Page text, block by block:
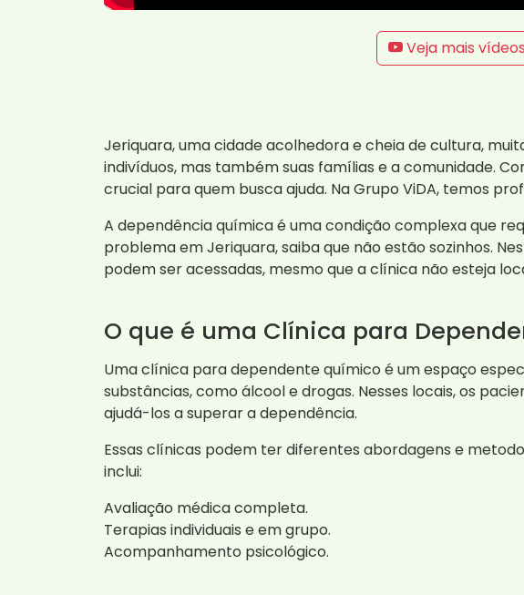
Veja mais
Jeriquara, uma cidade acolhedora e cheia de cultura,
indivíduos, mas também suas famílias e a comunidade.
crucial para quem busca ajuda. Na Grupo ViDA, temos
A dependência química é uma condição complexa que
problema em Jeriquara, saiba que não estão sozinhos.
podem ser acessadas, mesmo que a clínica não esteja
O que é uma Clínica para
Uma clínica para dependente químico é um espaço
substâncias, como álcool e drogas. Nesses locais, os
ajudá-los a superar a dependência.
Essas clínicas podem ter diferentes abordagens e
inclui:
Avaliação médica completa.
Terapias individuais e em grupo.
Acompanhamento psicológico.